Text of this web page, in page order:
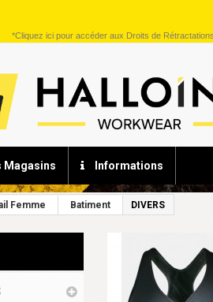
*Cliquez icipour accéder aux Droits de
Magasins Informations
Femme Batiment DIVERS